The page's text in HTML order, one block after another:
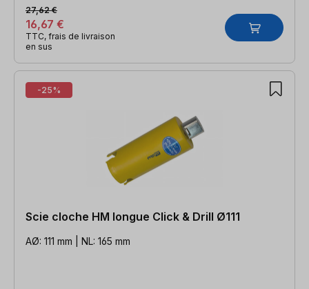
16,67 €
27,62 €
TTC, frais de livraison
en sus
-25%
Scie cloche HM longue Click & Drill Ø111
AØ: 111 mm | NL: 165 mm